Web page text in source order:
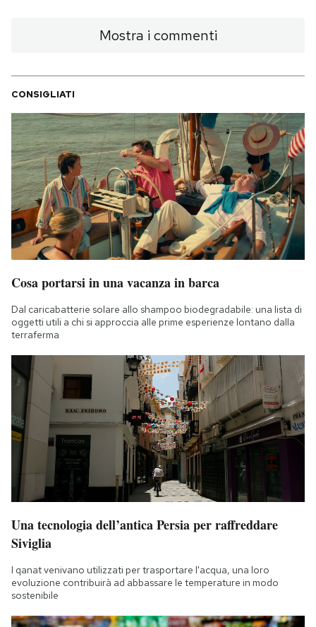
Mostra i commenti
CONSIGLIATI
Cosa portarsi in una vacanza in barca
Dal caricabatterie solare allo shampoo biodegradabile: una lista di
oggetti utili a chi si approccia alle prime esperienze lontano dalla
terraferma
Una tecnologia dell’antica Persia per raffreddare
Siviglia
I qanat venivano utilizzati per trasportare l'acqua, una loro
evoluzione contribuirà ad abbassare le temperature in modo
sostenibile